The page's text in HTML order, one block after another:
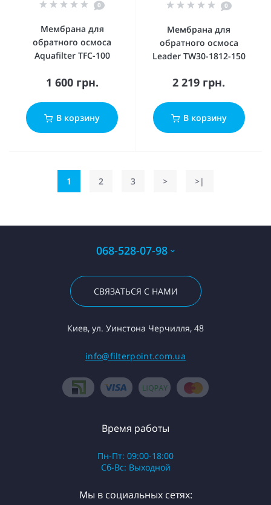
0
Мембрана для
обратного осмоса
Aquafilter TFC-100
1 600 грн.
В корзину
0
Мембрана для
обратного осмоса
Leader TW30-1812-150
2 219 грн.
В корзину
1 2 3 > >|
068-528-07-98
СВЯЗАТЬСЯ С НАМИ
Киев, ул. Уинстона Черчилля, 48
info@filterpoint.com.ua
Время работы
Пн-Пт: 09:00-18:00
Сб-Вс: Выходной
Мы в социальных сетях: